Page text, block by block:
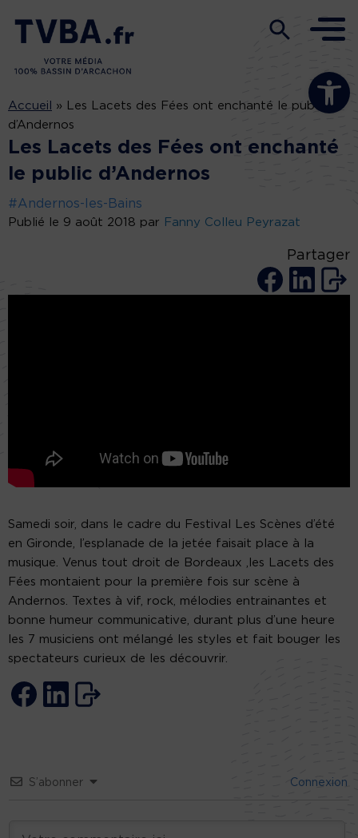
Ouvrir la
Accueil »
Les Lacets des Fées ont enchanté le public
d’Andernos
Les Lacets des Fées ont enchanté
le public d’Andernos
#Andernos-les-Bains
Publié le 9 août 2018 par Fanny Colleu Peyrazat
Partager
Samedi soir, dans le cadre du Festival Les Scènes d’été
en Gironde, l’esplanade de la jetée faisait place à la
musique. Venus tout droit de Bordeaux ,les Lacets des
Fées montaient pour la première fois sur scène à
Andernos. Textes à vif, rock, mélodies entrainantes et
bonne humeur communicative, durant plus d’une heure
les 7 musiciens ont mélangé les styles et fait bouger les
spectateurs curieux de les découvrir.
S’abonner Connexion